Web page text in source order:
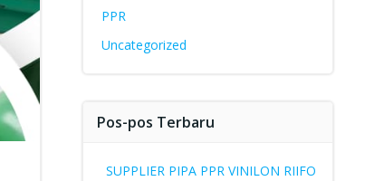
PPR
Uncategorized
Pos-pos Terbaru
SUPPLIER PIPA PPR VINILON RIIFO